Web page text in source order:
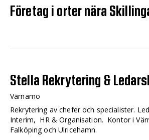
Företag i orter nära
Stella Rekrytering &
Värnamo
Rekrytering av chefer och specialister.
Interim, HR & Organisation. Kontor i
Falköping och Ulricehamn.